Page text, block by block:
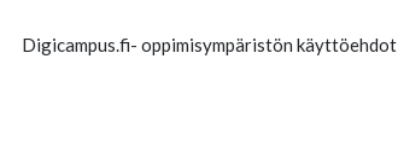
Digicampus.fi- oppimisympäristön käyttöehdot